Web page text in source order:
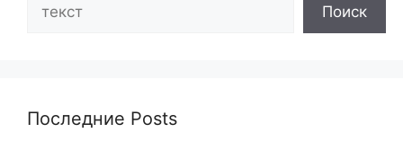
Поиск
Последние Posts